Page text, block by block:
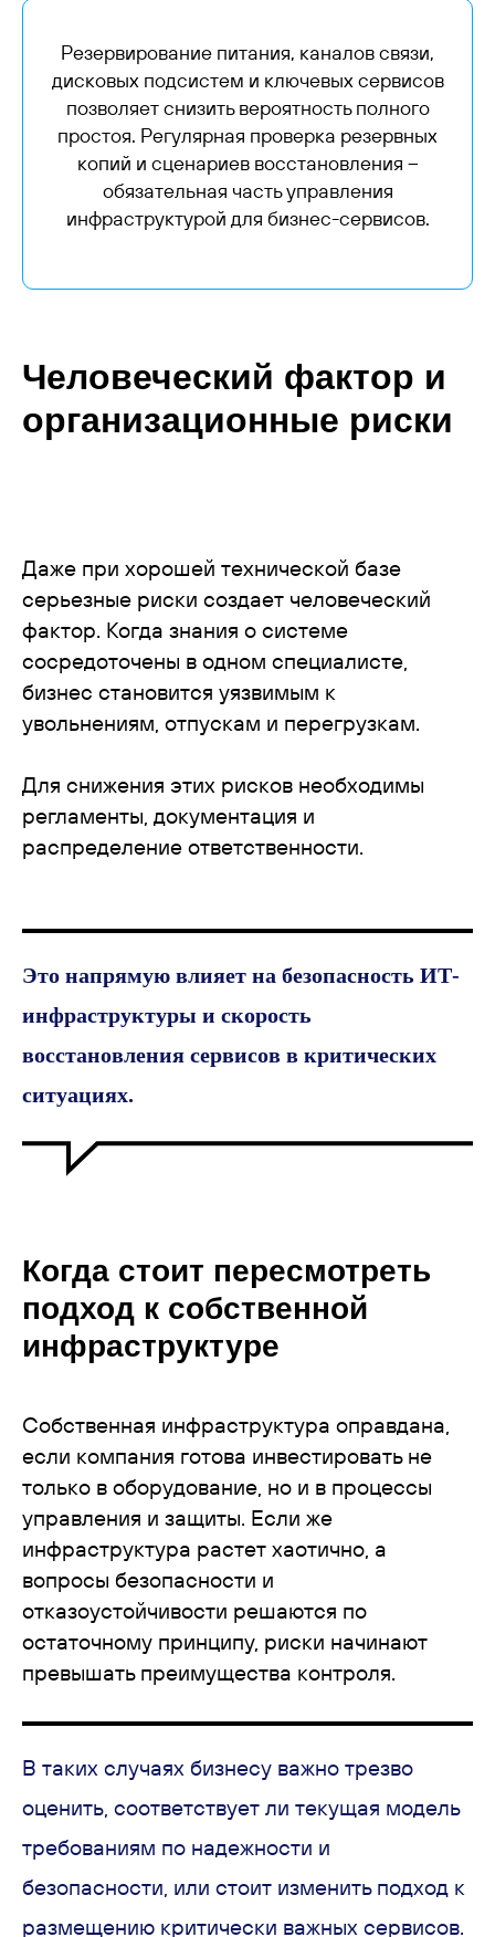
Резервирование питания, каналов связи,
дисковых подсистем и ключевых сервисов
позволяет снизить вероятность полного
простоя. Регулярная проверка резервных
копий и сценариев восстановления –
обязательная часть управления
инфраструктурой для бизнес-сервисов.
Человеческий фактор и
организационные риски
Даже при хорошей технической базе
серьезные риски создает человеческий
фактор. Когда знания о системе
сосредоточены в одном специалисте,
бизнес становится уязвимым к
увольнениям, отпускам и перегрузкам.
Для снижения этих рисков необходимы
регламенты, документация и
распределение ответственности.
Это напрямую влияет на безопасность ИТ-
инфраструктуры и скорость
восстановления сервисов в критических
ситуациях.
Когда стоит пересмотреть
подход к собственной
инфраструктуре
Собственная инфраструктура оправдана,
если компания готова инвестировать не
только в оборудование, но и в процессы
управления и защиты. Если же
инфраструктура растет хаотично, а
вопросы безопасности и
отказоустойчивости решаются по
остаточному принципу, риски начинают
превышать преимущества контроля.
В таких случаях бизнесу важно трезво
оценить, соответствует ли текущая модель
требованиям по надежности и
безопасности, или стоит изменить подход к
размещению критически важных сервисов.